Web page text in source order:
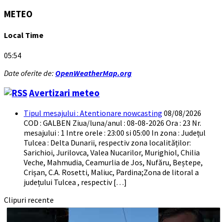
METEO
Local Time
05:54
Date oferite de: OpenWeatherMap.org
Avertizari meteo
Tipul mesajului : Atentionare nowcasting 08/08/2026
COD : GALBEN Ziua/luna/anul : 08-08-2026 Ora : 23 Nr.
mesajului : 1 Intre orele : 23:00 si 05:00 In zona : Județul
Tulcea : Delta Dunarii, respectiv zona localităților:
Sarichioi, Jurilovca, Valea Nucarilor, Murighiol, Chilia
Veche, Mahmudia, Ceamurlia de Jos, Nufăru, Beștepe,
Crișan, C.A. Rosetti, Maliuc, Pardina;Zona de litoral a
județului Tulcea , respectiv […]
Clipuri recente